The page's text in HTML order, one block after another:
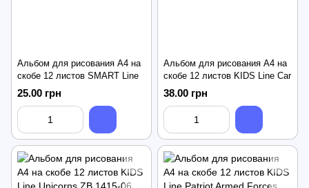
Альбом для рисования А4 на
скобе 12 листов SMART Line
25.00 грн
Альбом для рисования А4 на
скобе 12 листов KIDS Line Car
38.00 грн